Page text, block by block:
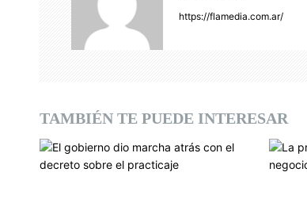
d
e
https://flamedia.com.ar/
TAMBIÉN TE PUEDE INTERESAR